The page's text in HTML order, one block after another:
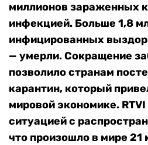
миллионов зараженных
инфекцией. Больше 1,8
инфицированных
— умерли. Сокращение
позволило странам
карантин, который
мировой экономике. RTVI
ситуацией с
что произошло в мире 21